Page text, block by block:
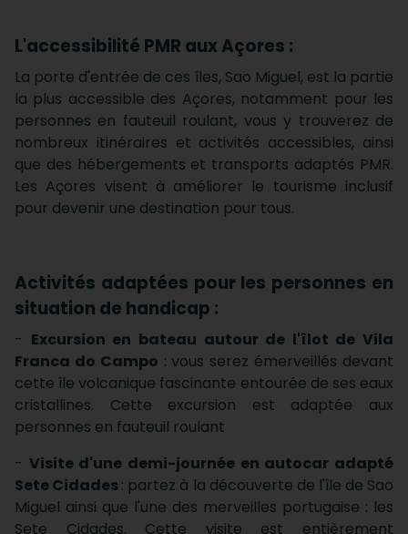
L'accessibilité PMR aux Açores :
La porte d'entrée de ces îles, Sao Miguel, est la partie
la plus accessible des Açores, notamment pour les
personnes en fauteuil roulant, vous y trouverez de
nombreux itinéraires et activités accessibles, ainsi
que des hébergements et transports adaptés PMR.
Les Açores visent à améliorer le tourisme inclusif
pour devenir une destination pour tous.
Activités adaptées pour les personnes en
situation de handicap :
- Excursion en bateau autour de l'îlot de Vila
Franca do Campo : vous serez émerveillés devant
cette île volcanique fascinante entourée de ses eaux
cristallines. Cette excursion est adaptée aux
personnes en fauteuil roulant
- Visite d'une demi-journée en autocar adapté
Sete Cidades: partez à la découverte de l'île de Sao
Miguel ainsi que l'une des merveilles portugaise : les
Sete Cidades. Cette visite est entièrement